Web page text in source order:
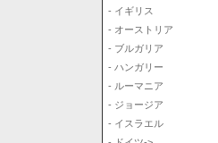
- イギリス
- オーストリア
- ブルガリア
- ハンガリー
- ルーマニア
- ジョージア
- イスラエル